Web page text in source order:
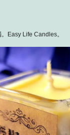
Easy Life Candles。